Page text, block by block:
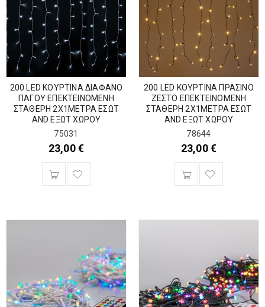
200 LED ΚΟΥΡΤΙΝΑ ΔΙΑΦΑΝΟ
ΠΑΓΟΥ ΕΠΕΚΤΕΙΝΟΜΕΝΗ
ΣΤΑΘΕΡΗ 2Χ1ΜΕΤΡΑ ΕΣΩΤ
AND ΕΞΩΤ ΧΩΡΟΥ
75031
23,00€
200 LED ΚΟΥΡΤΙΝΑ ΠΡΑΣΙΝΟ
ΖΕΣΤΟ ΕΠΕΚΤΕΙΝΟΜΕΝΗ
ΣΤΑΘΕΡΗ 2Χ1ΜΕΤΡΑ ΕΣΩΤ
AND ΕΞΩΤ ΧΩΡΟΥ
78644
23,00€